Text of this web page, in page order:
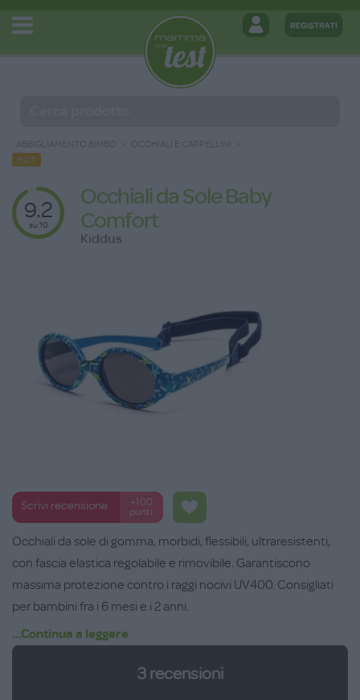
ABBIGLIAMENTO BIMBO OCCHIALI E CAPPELLINI
HOT
9.2
su 10
Occhiali da Sole Baby
Comfort
Kiddus
Scrivi recensione
+100
punti
Occhiali da sole di gomma, morbidi, flessibili, ultraresistenti,
con fascia elastica regolabile e rimovibile. Garantiscono
massima protezione contro i raggi nocivi UV400. Consigliati
per bambini fra i 6 mesi e i 2 anni.
...Continua a leggere
3recensioni